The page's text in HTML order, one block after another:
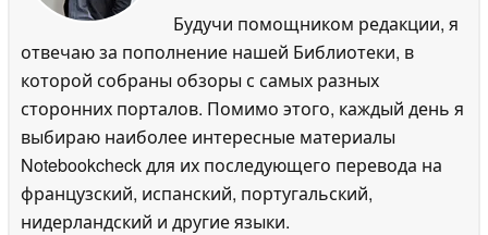
Будучи помощником редакции, я
отвечаю за пополнение нашей Библиотеки, в
которой собраны обзоры с самых разных
сторонних порталов. Помимо этого, каждый день я
выбираю наиболее интересные материалы
Notebookcheck для их последующего перевода на
французский, испанский, португальский,
нидерландский и другие языки.